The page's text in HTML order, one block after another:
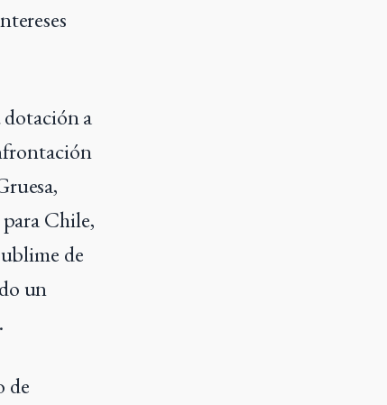
dotación a
Chile,
de
un
de